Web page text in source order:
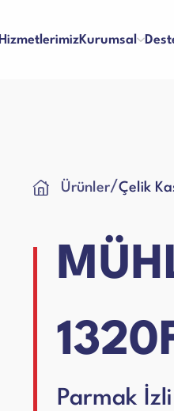
HizmetlerimizKurumsal
Ürünler/Çelik
Parmak